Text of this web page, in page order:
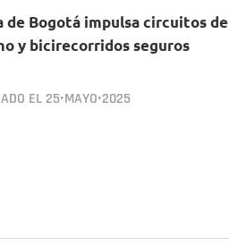
de Bogotá impulsa circuitos de
y bicirecorridos seguros
EL 25•MAYO•2025